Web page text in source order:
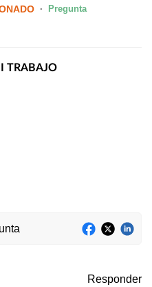
Pregunta
TRABAJO
Responder